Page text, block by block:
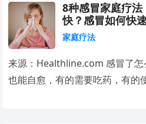
8种感冒家庭疗
快？感冒如何快
快速退烧?
家庭疗法
来源：Healthline.com 感冒了
也能自愈，有的需要吃药，有的